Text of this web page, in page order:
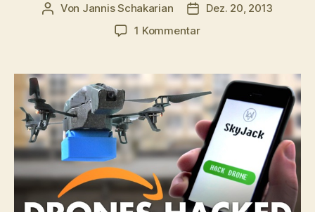
Beitragsautor
Von Jannis Schakarian Veröffentlichungsdatum
Dez. 20, 2013
1 Kommentarzu
Weihnachten
mit
der
Amazon
Drohne
aus